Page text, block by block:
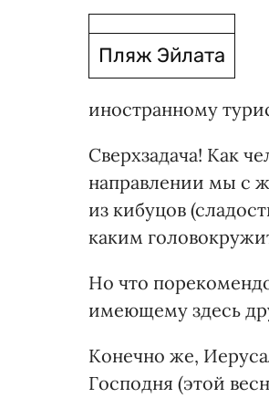
Пляж Эйлата
иностранному
Сверхзадача! Как
направлении мы с
из кибуцов
каким
Но что
имеющему здесь
Конечно же,
Господня (этой